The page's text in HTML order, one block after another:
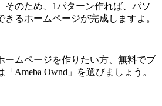
そのため、1パターン作れば、パソ
きるホームページが完成しますよ。
ームページを作りたい方、無料でブ
Ameba Ownd」を選びましょう。